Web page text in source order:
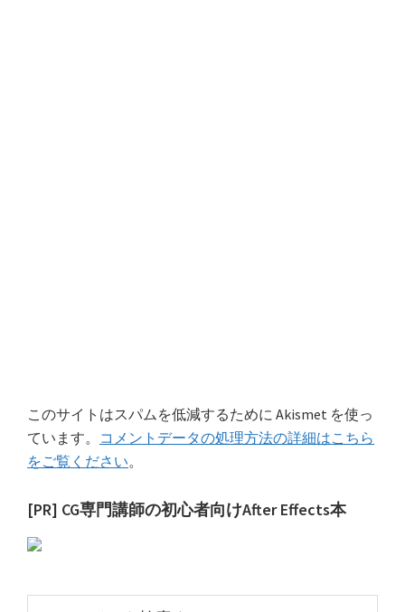
このサイトはスパムを低減するために Akismet を使っ
ています。 コメントデータの処理方法の詳細はこちら
をご覧ください。
最
初
サ
[PR] CG専門講師の初心者向けAfter Effects本